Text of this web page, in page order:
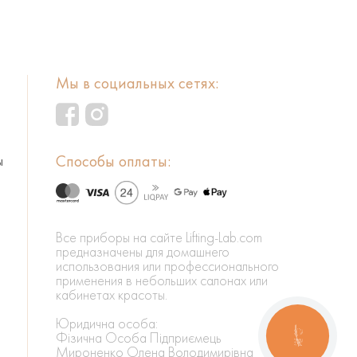
Мы в социальных сетях:
Способы оплаты:
Все приборы на сайте Lifting-Lab.com
предназначены для домашнего
использования или профессионального
применения в небольших салонах или
кабинетах красоты.
Юридична особа:
Фізична Особа Підприємець
Мироненко Олена Володимирівна
КНОПКА
ЗВ'ЯЗКУ